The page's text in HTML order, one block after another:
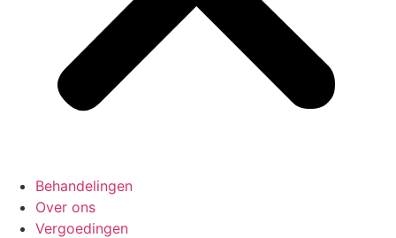
Behandelingen
Over ons
Vergoedingen